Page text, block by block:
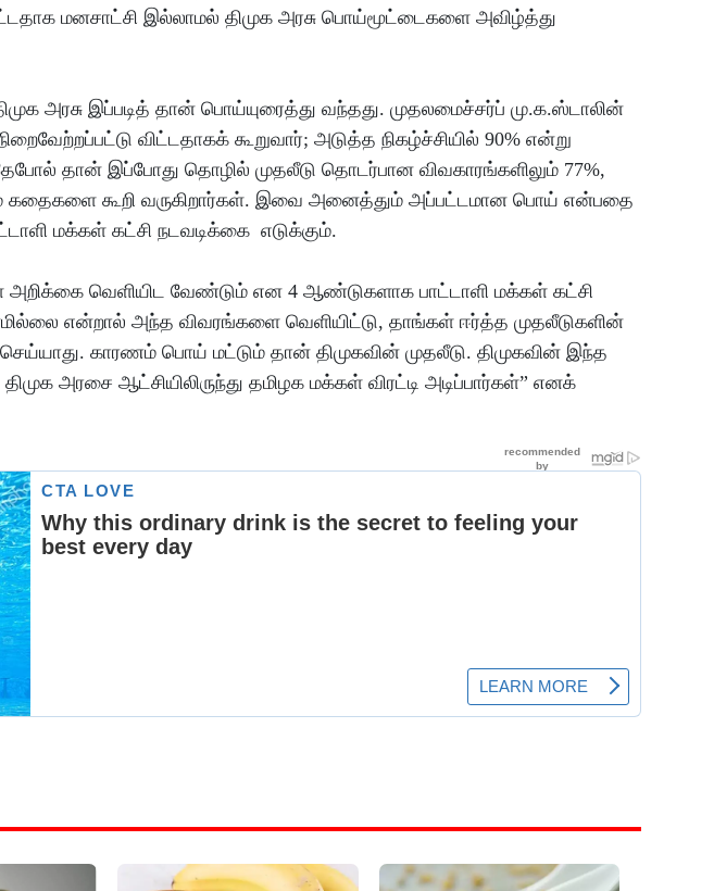
மனசாட்சி இல்லாமல் திமுக அரசு பொய்மூட்டைகளை அவிழ்த்து
அரசு இப்படித் தான் பொய்யுரைத்து வந்தது. முதலமைச்சர்ப் மு.க.ஸ்டாலின்
விட்டதாகக் கூறுவார்; அடுத்த நிகழ்ச்சியில் 90% என்று
தான் இப்போது தொழில் முதலீடு தொடர்பான விவகாரங்களிலும் 77%,
கதைகளை கூறி வருகிறார்கள். இவை அனைத்தும் அப்பட்டமான பொய் என்பதை
மக்கள் கட்சி நடவடிக்கை எடுக்கும்.
அறிக்கை வெளியிட வேண்டும் என 4 ஆண்டுகளாக பாட்டாளி மக்கள் கட்சி
கனமில்லை என்றால் அந்த விவரங்களை வெளியிட்டு, தாங்கள் ஈர்த்த முதலீடுகளின்
காரணம் பொய் மட்டும் தான் திமுகவின் முதலீடு. திமுகவின் இந்த
அரசை ஆட்சியிலிருந்து தமிழக மக்கள் விரட்டி அடிப்பார்கள்” எனக்